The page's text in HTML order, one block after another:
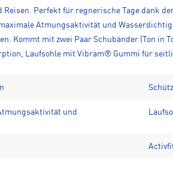
Perfekt für regnerische Tage dank
Atmungsaktivität und
Kommt mit zwei Paar Schubänder (Ton in
Laufsohle mit Vibram® Gummi für
und